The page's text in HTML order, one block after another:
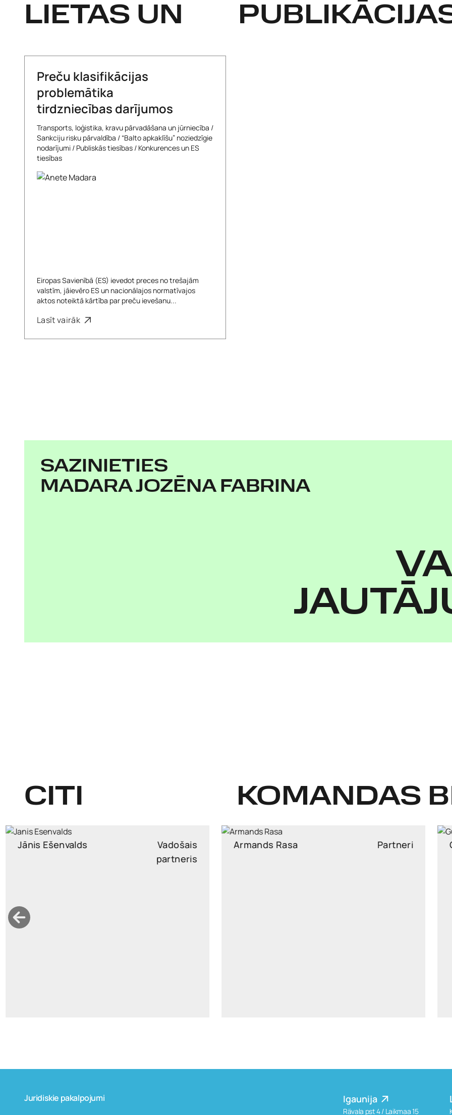
LIETAS UN
Preču klasifikācijas
problemātika
tirdzniecības darījumos
Transports, loģistika, kravu pārvadāšana un jūrniecība /
Sankciju risku pārvaldība / “Balto apkaklīšu” noziedzīgie
nodarījumi / Publiskās tiesības / Konkurences un ES
tiesības
Eiropas Savienībā (ES) ievedot preces no trešajām
valstīm, jāievēro ES un nacionālajos normatīvajos
aktos noteiktā kārtība par preču ievešanu...
Lasīt vairāk
SAZINIETIES
MADARA JOZĒNA FABRINA
CITI KOMANDAS
Armands Rasa Partneri Gundega Kārkliņa Partneri
Igaunija
Rävala pst 4 / Laikmaa 15
Juridiskie pakalpojumi